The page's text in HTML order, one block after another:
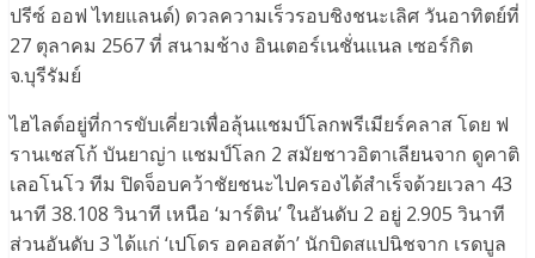
ปรีซ์ ออฟ ไทยแลนด์) ดวลความเร็วรอบชิงชนะเลิศ วันอาทิตย์ที่
27 ตุลาคม 2567 ที่ สนามช้าง อินเตอร์เนชั่นแนล เซอร์กิต
จ.บุรีรัมย์
ไฮไลต์อยู่ที่การขับเคี่ยวเพื่อลุ้นแชมป์โลกพรีเมียร์คลาส โดย ฟ
รานเชสโก้ บันยาญ่า แชมป์โลก 2 สมัยชาวอิตาเลียนจาก ดูคาติ
เลอโนโว ทีม ปิดจ็อบคว้าชัยชนะไปครองได้สำเร็จด้วยเวลา 43
นาที 38.108 วินาที เหนือ ‘มาร์ติน’ ในอันดับ 2 อยู่ 2.905 วินาที
ส่วนอันดับ 3 ได้แก่ ‘เปโดร อคอสต้า’ นักบิดสแปนิชจาก เรดบูล